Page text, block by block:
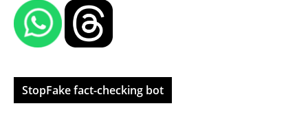
StopFake fact-checking bot